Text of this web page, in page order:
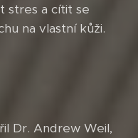
stres a cítit se
na vlastní kůži.
Dr. Andrew Weil,